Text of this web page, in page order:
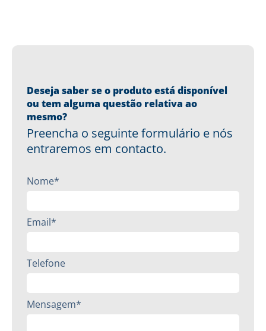
Deseja saber se o produto está disponível
ou tem alguma questão relativa ao
mesmo?
Preencha o seguinte formulário e nós
entraremos em contacto.
Nome*
Email*
Telefone
Mensagem*